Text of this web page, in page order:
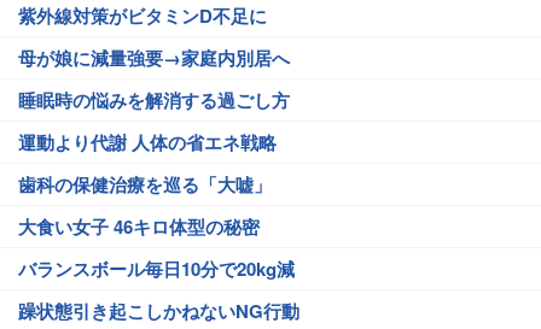
紫外線対策がビタミンD不足に
母が娘に減量強要→家庭内別居へ
睡眠時の悩みを解消する過ごし方
運動より代謝 人体の省エネ戦略
歯科の保健治療を巡る「大嘘」
大食い女子 46キロ体型の秘密
バランスボール毎日10分で20kg減
躁状態引き起こしかねないNG行動